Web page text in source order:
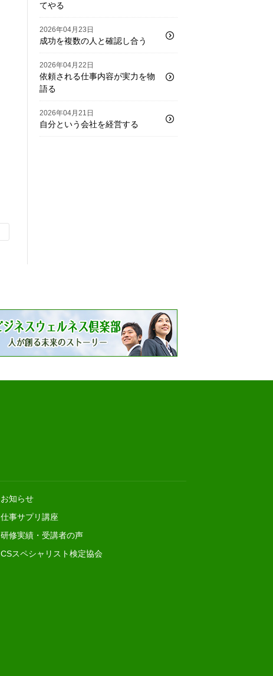
てやる
2026年04月23日
成功を複数の人と確認し合う
2026年04月22日
依頼される仕事内容が実力を物
語る
2026年04月21日
自分という会社を経営する
お知らせ
仕事サプリ講座
研修実績・受講者の声
CSスペシャリスト検定協会